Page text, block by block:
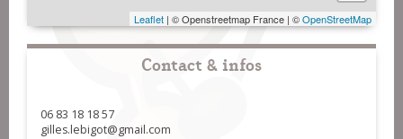
Leaflet | © Openstreetmap France | ©OpenStreetMap
Contact & infos
06 83 18 18 57
gilles.lebigot@gmail.com